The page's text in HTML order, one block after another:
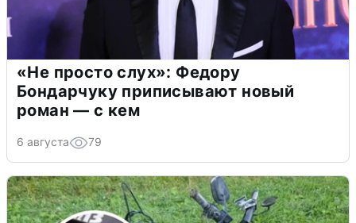
«Не просто слух»: Федору
Бондарчуку приписывают новый
роман — с кем
6 августа 79